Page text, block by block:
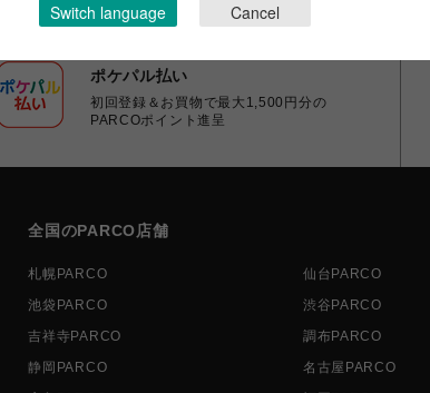
ポケパル払い
初回登録＆お買物で最大1,500円分の
PARCOポイント進呈
全国のPARCO店舗
札幌PARCO 仙台PARCO
池袋PARCO
渋谷PARCO
吉祥寺PARCO
調布PARCO
静岡PARCO
名古屋PARCO
Switch language Cancel